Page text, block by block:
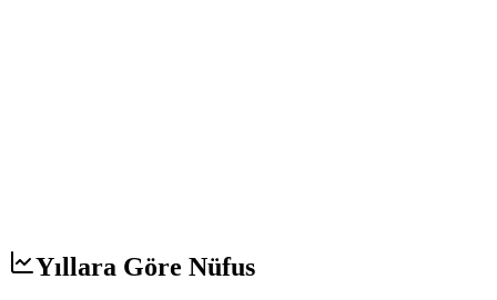
Yıllara Göre Nüfus